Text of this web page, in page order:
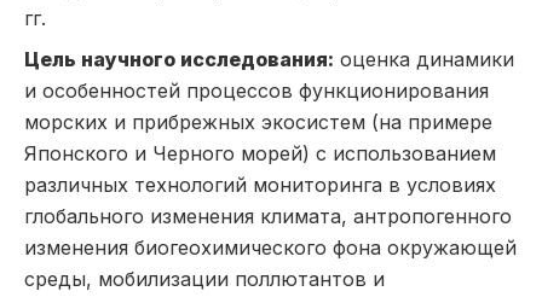
гг.
Цель научного исследования: оценка динамики
и особенностей процессов функционирования
морских и прибрежных экосистем (на примере
Японского и Черного морей) с использованием
различных технологий мониторинга в условиях
глобального изменения климата, антропогенного
изменения биогеохимического фона окружающей
среды, мобилизации поллютантов и